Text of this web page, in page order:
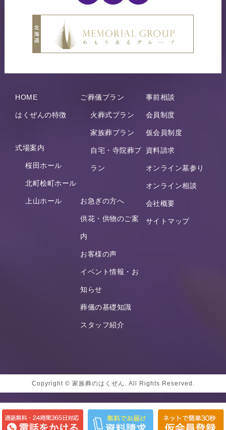
HOME
はくぜんの特徴
式場案内
桜田ホール
北町桧町ホール
上山ホール
ご葬儀プラン
火葬式プラン
家族葬プラン
自宅・寺院葬プ
ラン
お急ぎの方へ
供花・供物のご案
内
お客様の声
イベント情報・お
知らせ
葬儀の基礎知識
スタッフ紹介
事前相談
会員制度
仮会員制度
資料請求
オンライン墓参り
オンライン相談
会社概要
サイトマップ
Copyright © 家族葬のはくぜん. All Rights Reserved.